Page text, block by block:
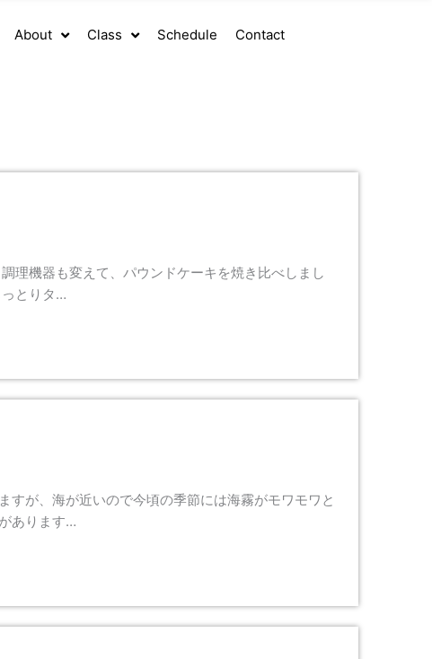
About Class Schedule Contact
理機器も変えて、パウンドケーキを焼き比べしまし
とりタ…
すが、海が近いので今頃の季節には海霧がモワモワと
あります…